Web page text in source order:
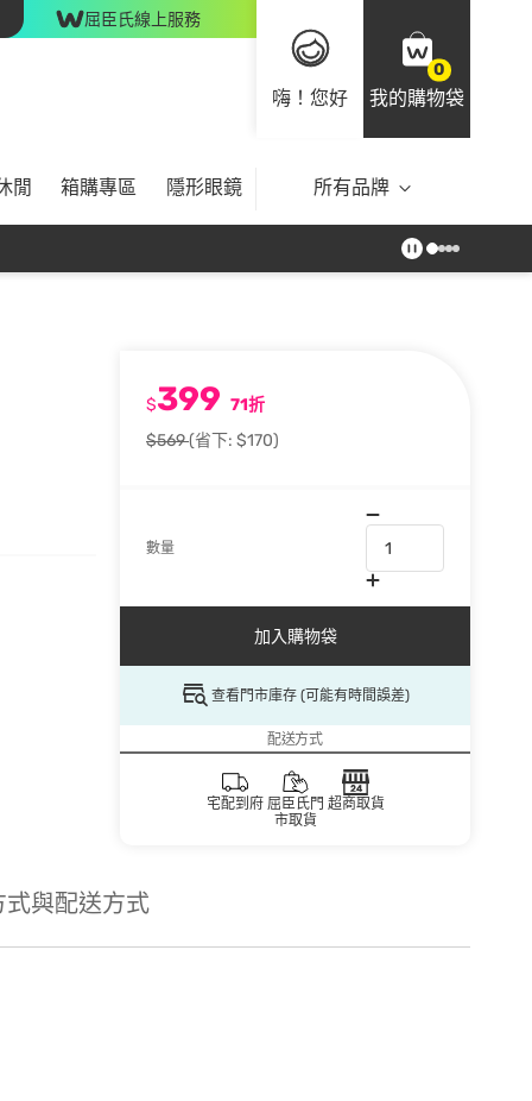
屈臣氏線上服務
嗨！您好
0
我的購物袋
閒 箱購專區 隱形眼鏡 所有品牌
$399 71折
$569(省下: $170)
數量
加入購物袋
查看門市庫存 (可能有時間誤差)
配送方式
宅配到府 屈臣氏門
市取貨
超商取貨
式與配送方式